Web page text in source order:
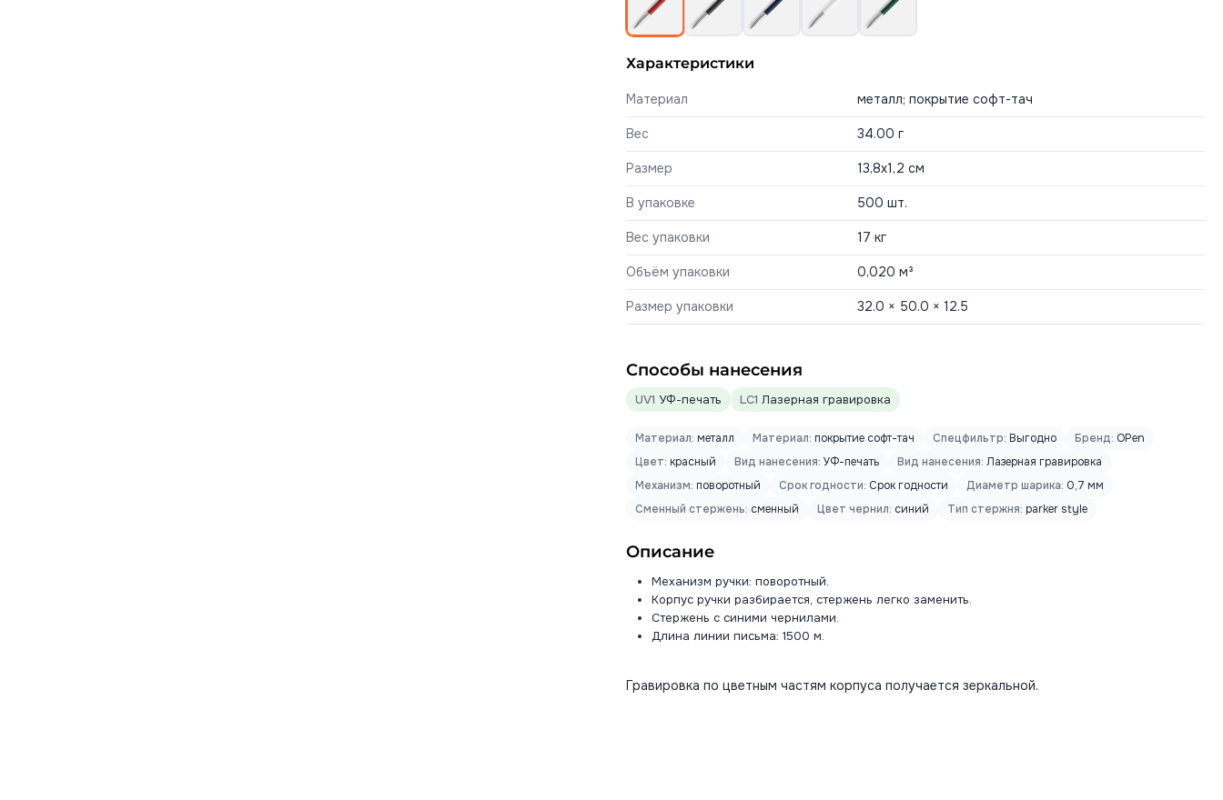
Характеристики
Материал металл; покрытие софт-тач
Вес 34.00 г
Размер 13,8х1,2 см
В упаковке 500 шт.
Вес упаковки 17 кг
Объём упаковки 0,020 м³
Размер упаковки 32.0 × 50.0 × 12.5
Способы нанесения
UV1 УФ-печать LC1 Лазерная гравировка
Материал: металл Материал: покрытие софт-тач Спецфильтр: Выгодно Бренд: OPen
Цвет: красный Вид нанесения: УФ-печать Вид нанесения: Лазерная гравировка
Механизм: поворотный Срок годности: Срок годности Диаметр шарика: 0,7 мм
Сменный стержень: сменный Цвет чернил: синий Тип стержня: parker style
Описание
Механизм ручки: поворотный.
Корпус ручки разбирается, стержень легко заменить.
Стержень с синими чернилами.
Длина линии письма: 1500 м.
Гравировка по цветным частям корпуса получается зеркальной.